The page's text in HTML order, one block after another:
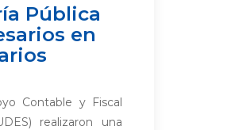
Pública
en
Contable y Fiscal
realizaron una